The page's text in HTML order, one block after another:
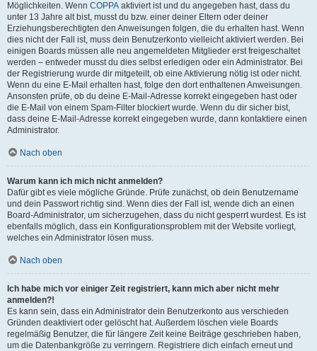
Möglichkeiten. Wenn COPPA aktiviert ist und du angegeben hast, dass du
unter 13 Jahre alt bist, musst du bzw. einer deiner Eltern oder deiner
Erziehungsberechtigten den Anweisungen folgen, die du erhalten hast. Wenn
dies nicht der Fall ist, muss dein Benutzerkonto vielleicht aktiviert werden. Bei
einigen Boards müssen alle neu angemeldeten Mitglieder erst freigeschaltet
werden – entweder musst du dies selbst erledigen oder ein Administrator. Bei
der Registrierung wurde dir mitgeteilt, ob eine Aktivierung nötig ist oder nicht.
Wenn du eine E-Mail erhalten hast, folge den dort enthaltenen Anweisungen.
Ansonsten prüfe, ob du deine E-Mail-Adresse korrekt eingegeben hast oder
die E-Mail von einem Spam-Filter blockiert wurde. Wenn du dir sicher bist,
dass deine E-Mail-Adresse korrekt eingegeben wurde, dann kontaktiere einen
Administrator.
Nach oben
Warum kann ich mich nicht anmelden?
Dafür gibt es viele mögliche Gründe. Prüfe zunächst, ob dein Benutzername
und dein Passwort richtig sind. Wenn dies der Fall ist, wende dich an einen
Board-Administrator, um sicherzugehen, dass du nicht gesperrt wurdest. Es ist
ebenfalls möglich, dass ein Konfigurationsproblem mit der Website vorliegt,
welches ein Administrator lösen muss.
Nach oben
Ich habe mich vor einiger Zeit registriert, kann mich aber nicht mehr
anmelden?!
Es kann sein, dass ein Administrator dein Benutzerkonto aus verschieden
Gründen deaktiviert oder gelöscht hat. Außerdem löschen viele Boards
regelmäßig Benutzer, die für längere Zeit keine Beiträge geschrieben haben,
um die Datenbankgröße zu verringern. Registriere dich einfach erneut und